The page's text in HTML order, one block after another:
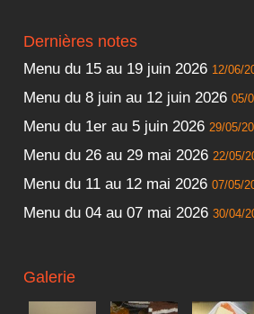
Dernières notes
Menu du 15 au 19 juin 2026 12/06/
Menu du 8 juin au 12 juin 2026 05/
Menu du 1er au 5 juin 2026 29/05/
Menu du 26 au 29 mai 2026 22/05/
Menu du 11 au 12 mai 2026 07/05/
Menu du 04 au 07 mai 2026 30/04/
Galerie